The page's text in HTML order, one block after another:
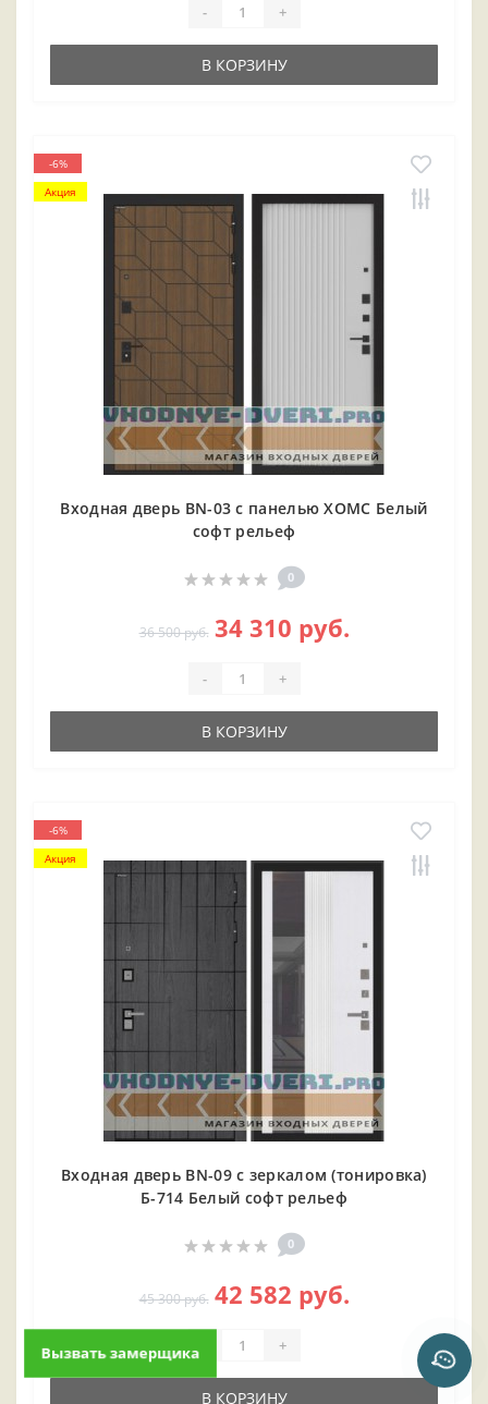
- +
В КОРЗИНУ
-6%
Акция
Входная дверь BN-03 с панелью ХОМС Белый
софт рельеф
0
36 500 руб. 34 310 руб.
- +
В КОРЗИНУ
-6%
Акция
Входная дверь BN-09 с зеркалом (тонировка)
Б-714 Белый софт рельеф
0
45 300 руб. 42 582 руб.
+
В КОРЗИНУ
Вызвать замерщика